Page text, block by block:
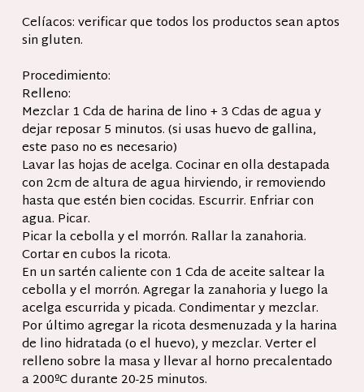
Celíacos: verificar que todos los productos sean aptos
sin gluten.
Procedimiento:
Relleno:
Mezclar 1 Cda de harina de lino + 3 Cdas de agua y
dejar reposar 5 minutos. (si usas huevo de gallina,
este paso no es necesario)
Lavar las hojas de acelga. Cocinar en olla destapada
con 2cm de altura de agua hirviendo, ir removiendo
hasta que estén bien cocidas. Escurrir. Enfriar con
agua. Picar.
Picar la cebolla y el morrón. Rallar la zanahoria.
Cortar en cubos la ricota.
En un sartén caliente con 1 Cda de aceite saltear la
cebolla y el morrón. Agregar la zanahoria y luego la
acelga escurrida y picada. Condimentar y mezclar.
Por último agregar la ricota desmenuzada y la harina
de lino hidratada (o el huevo), y mezclar. Verter el
relleno sobre la masa y llevar al horno precalentado
a 200ºC durante 20-25 minutos.